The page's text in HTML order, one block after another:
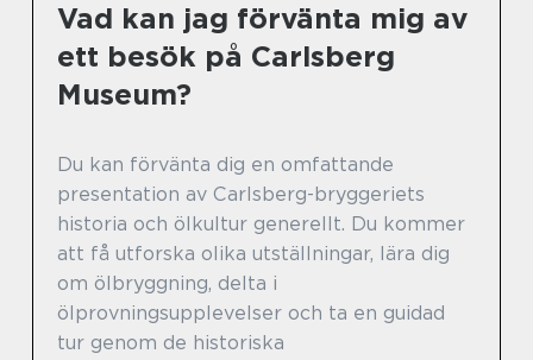
Vad kan jag förvänta mig av
ett besök på Carlsberg
Museum?
Du kan förvänta dig en omfattande
presentation av Carlsberg-bryggeriets
historia och ölkultur generellt. Du kommer
att få utforska olika utställningar, lära dig
om ölbryggning, delta i
ölprovningsupplevelser och ta en guidad
tur genom de historiska